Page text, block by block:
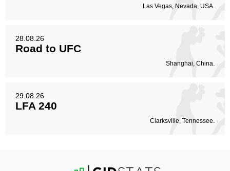
Las Vegas, Nevada, USA.
28.08.26
Road to UFC
Shanghai, China.
29.08.26
LFA 240
Clarksville, Tennessee.